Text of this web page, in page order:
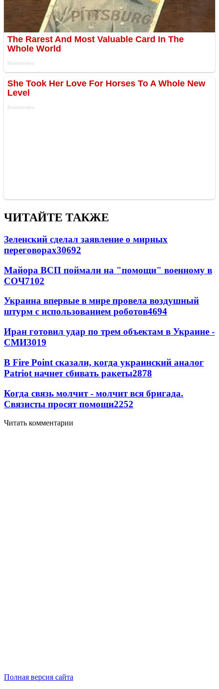
ЧИТАЙТЕ ТАКЖЕ
Зеленский сделал заявление о мирных
переговорах30692
Майора ВСП поймали на "помощи" военному в
СОЧ7102
Украина впервые в мире провела воздушный
штурм с использованием роботов4694
Иран готовил удар по трем объектам в Украине -
СМИ3019
В Fire Point сказали, когда украинский аналог
Patriot начнет сбивать ракеты2878
Когда связь молчит - молчит вся бригада.
Связисты просят помощи2252
Читать комментарии
Полная версия сайта